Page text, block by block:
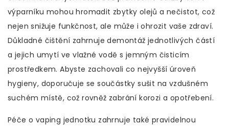
výparníku mohou hromadit zbytky olejů a nečistot, což
nejen snižuje funkčnost, ale může i ohrozit vaše zdraví.
Důkladné čištění zahrnuje demontáž jednotlivých částí
a jejich umytí ve vlažné vodě s jemným čisticím
prostředkem. Abyste zachovali co nejvyšší úroveň
hygieny, doporučuje se součástky sušit na vzdušném
suchém místě, což rovněž zabrání korozi a opotřebení.
Péče o vaping jednotku zahrnuje také pravidelnou